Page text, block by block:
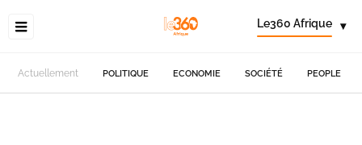
Le360 Afrique ▾
Actuellement POLITIQUE ECONOMIE SOCIÉTÉ PEOPLE